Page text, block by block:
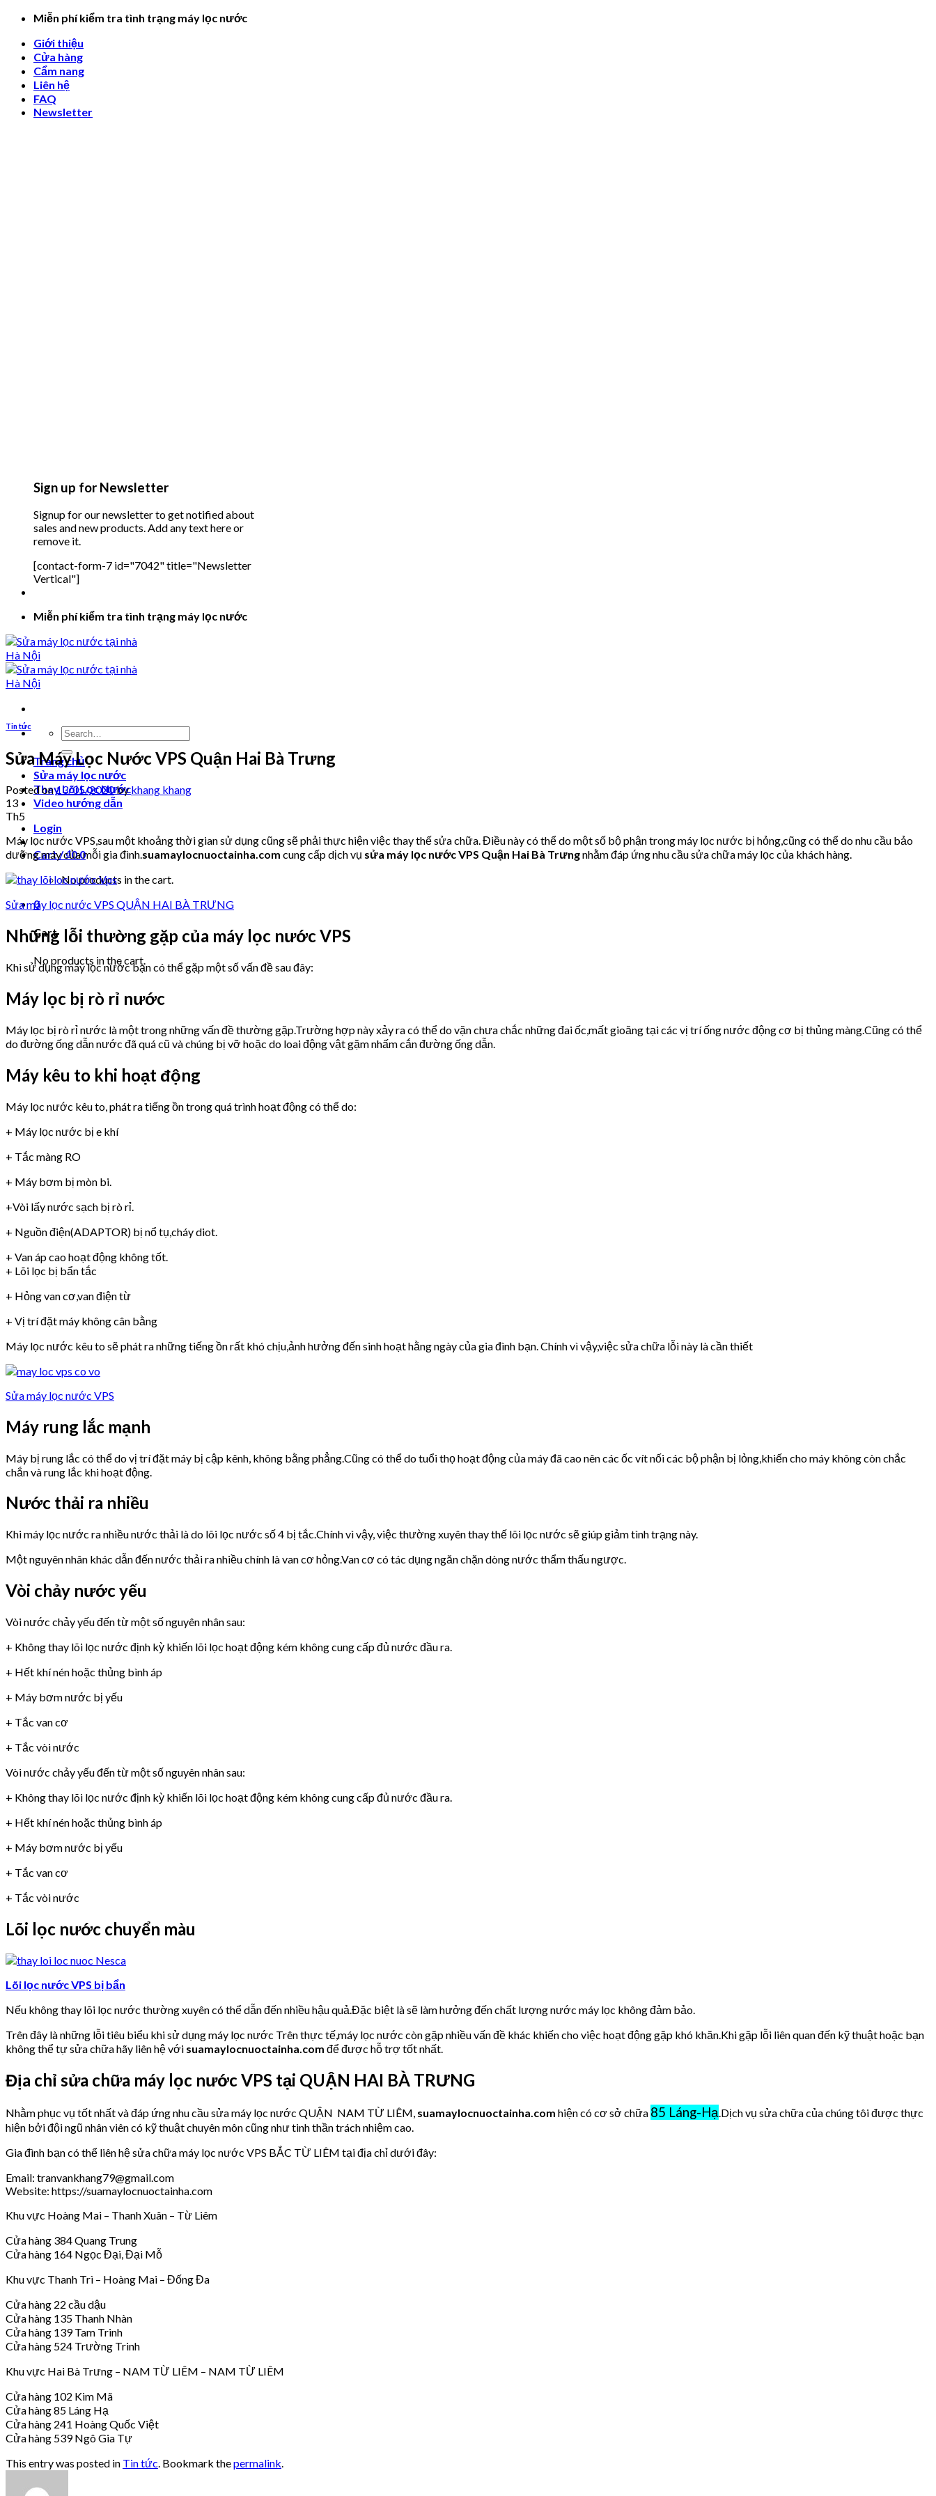
Skip
content
Miễn phí kiểm tra tình trạng máy lọc nước
Giới thiệu
Cửa hàng
Cẩm nang
Liên hệ
FAQ
Newsletter
Sign up for Newsletter
Signup for our newsletter to get notified about
sales and new products. Add any text here or
remove it.
[contact-form-7 id="7042" title="Newsletter
Vertical"]
Miễn phí kiểm tra tình trạng máy lọc nước
Search
for:
Trang chủ
Sửa máy lọc nước
Thay Lõi Lọc Nước
Video hướng dẫn
Login
Cart /₫00
No products in the cart.
0
Cart
No products in the cart.
Tin tức
Sửa Máy Lọc Nước VPS Quận Hai Bà Trưng
Posted on13/05/2020bykhang khang
13
Th5
Máy lọc nước VPS,sau một khoảng thời gian sử dụng cũng sẽ phải thực hiện việc thay thế sửa chữa. Điều này có thể do một số bộ phận trong máy lọc nước bị hỏng,cũng có thể do nhu cầu bảo
dưỡng máy của mỗi gia đình.suamaylocnuoctainha.com cung cấp dịch vụ sửa máy lọc nước VPS Quận Hai Bà Trưngnhằm đáp ứng nhu cầu sửa chữa máy lọc của khách hàng.
Sửa máy lọc nước VPS QUẬN HAI BÀ TRƯNG
Những lỗi thường gặp của máy lọc nước VPS
Khi sử dụng máy lọc nước bạn có thể gặp một số vấn đề sau đây:
Máy lọc bị rò rỉ nước
Máy lọc bị rò rỉ nước là một trong những vấn đề thường gặp.Trường hợp này xảy ra có thể do vặn chưa chắc những đai ốc,mất gioăng tại các vị trí ống nước động cơ bị thủng màng.Cũng có thể
do đường ống dẫn nước đã quá cũ và chúng bị vỡ hoặc do loai động vật gặm nhấm cắn đường ống dẫn.
Máy kêu to khi hoạt động
Máy lọc nước kêu to, phát ra tiếng ồn trong quá trình hoạt động có thể do:
+ Máy lọc nước bị e khí
+ Tắc màng RO
+ Máy bơm bị mòn bi.
+Vòi lấy nước sạch bị rò rỉ.
+ Nguồn điện(ADAPTOR) bị nổ tụ,cháy diot.
+ Van áp cao hoạt động không tốt.
+ Lõi lọc bị bẩn tắc
+ Hỏng van cơ,van điện từ
+ Vị trí đặt máy không cân bằng
Máy lọc nước kêu to sẽ phát ra những tiếng ồn rất khó chịu,ảnh hưởng đến sinh hoạt hằng ngày của gia đình bạn. Chính vì vậy,việc sửa chữa lỗi này là cần thiết
Sửa máy lọc nước VPS
Máy rung lắc mạnh
Máy bị rung lắc có thể do vị trí đặt máy bị cập kênh, không bằng phẳng.Cũng có thể do tuổi thọ hoạt động của máy đã cao nên các ốc vít nối các bộ phận bị lỏng,khiến cho máy không còn chắc
chắn và rung lắc khi hoạt động.
Nước thải ra nhiều
Khi máy lọc nước ra nhiều nước thải là do lõi lọc nước số 4 bị tắc.Chính vì vậy, việc thường xuyên thay thế lõi lọc nước sẽ giúp giảm tình trạng này.
Một nguyên nhân khác dẫn đến nước thải ra nhiều chính là van cơ hỏng.Van cơ có tác dụng ngăn chặn dòng nước thẩm thấu ngược.
Vòi chảy nước yếu
Vòi nước chảy yếu đến từ một số nguyên nhân sau:
+ Không thay lõi lọc nước định kỳ khiến lõi lọc hoạt động kém không cung cấp đủ nước đầu ra.
+ Hết khí nén hoặc thủng bình áp
+ Máy bơm nước bị yếu
+ Tắc van cơ
+ Tắc vòi nước
Vòi nước chảy yếu đến từ một số nguyên nhân sau:
+ Không thay lõi lọc nước định kỳ khiến lõi lọc hoạt động kém không cung cấp đủ nước đầu ra.
+ Hết khí nén hoặc thủng bình áp
+ Máy bơm nước bị yếu
+ Tắc van cơ
+ Tắc vòi nước
Lõi lọc nước chuyển màu
Lõi lọc nước VPS bị bẩn
Nếu không thay lõi lọc nước thường xuyên có thể dẫn đến nhiều hậu quả.Đặc biệt là sẽ làm hưởng đến chất lượng nước máy lọc không đảm bảo.
Trên đây là những lỗi tiêu biểu khi sử dụng máy lọc nước Trên thực tế,máy lọc nước còn gặp nhiều vấn đề khác khiến cho việc hoạt động gặp khó khăn.Khi gặp lỗi liên quan đến kỹ thuật hoặc bạn
không thể tự sửa chữa hãy liên hệ với suamaylocnuoctainha.com để được hỗ trợ tốt nhất.
Địa chỉ sửa chữa máy lọc nước VPS tại QUẬN HAI BÀ TRƯNG
Nhằm phục vụ tốt nhất và đáp ứng nhu cầu sửa máy lọc nước QUẬN NAM TỪ LIÊM, suamaylocnuoctainha.com hiện có cơ sở chữa 85 Láng-Hạ .Dịch vụ sửa chữa của chúng tôi được thực
hiện bởi đội ngũ nhân viên có kỹ thuật chuyên môn cũng như tinh thần trách nhiệm cao.
Gia đình bạn có thể liên hệ sửa chữa máy lọc nước VPS BẮC TỪ LIÊM tại địa chỉ dưới đây:
Email: tranvankhang79@gmail.com
Website: https://suamaylocnuoctainha.com
Khu vực Hoàng Mai – Thanh Xuân – Từ Liêm
Cửa hàng 384 Quang Trung
Cửa hàng 164 Ngọc Đại, Đại Mỗ
Khu vực Thanh Trì – Hoàng Mai – Đống Đa
Cửa hàng 22 cầu dậu
Cửa hàng 135 Thanh Nhàn
Cửa hàng 139 Tam Trinh
Cửa hàng 524 Trường Trinh
Khu vực Hai Bà Trưng – NAM TỪ LIÊM – NAM TỪ LIÊM
Cửa hàng 102 Kim Mã
Cửa hàng 85 Láng Hạ
Cửa hàng 241 Hoàng Quốc Việt
Cửa hàng 539 Ngô Gia Tự
This entry was posted in Tin tức . Bookmark thepermalink